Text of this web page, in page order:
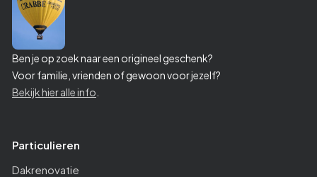
Ben je op zoek naar een origineel geschenk?
Voor familie, vrienden of gewoon voor jezelf?
Bekijk hier alle info
Particulieren
Dakrenovatie